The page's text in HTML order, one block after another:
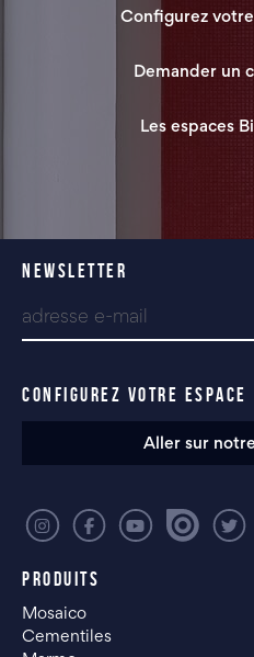
Configurez
Demander un
Les espaces
PRODUITS
Mosaico
Cementiles
NEWSLETTER
CONFIGUREZ VOTRE ESPACE
Aller sur